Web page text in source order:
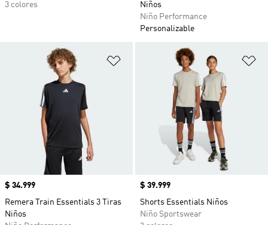
3 colores
Niños
Niño Performance
Personalizable
Añadir a la lista de deseos
Precio
$ 34.999
Remera Train Essentials 3 Tiras
Niños
Precio
$ 39.999
Shorts Essentials Niños
Niño Sportswear